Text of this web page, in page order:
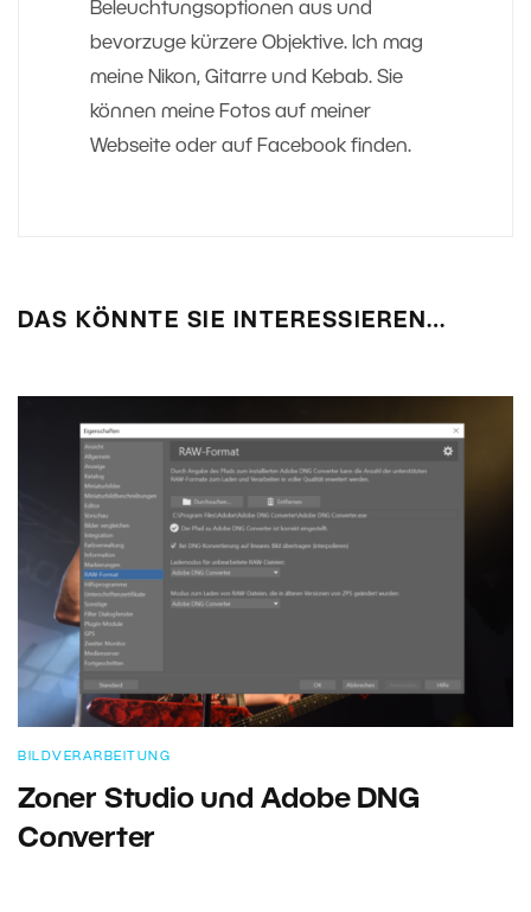
Beleuchtungsoptionen aus und
bevorzuge kürzere Objektive. Ich mag
meine Nikon, Gitarre und Kebab. Sie
können meine Fotos auf meiner
Webseite oder auf Facebook finden.
DAS KÖNNTE SIE INTERESSIEREN…
BILDVERARBEITUNG
Zoner Studio und Adobe DNG
Converter